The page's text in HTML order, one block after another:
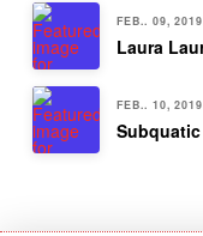
FEB.. 09, 2019
Laura
FEB.. 10, 2019